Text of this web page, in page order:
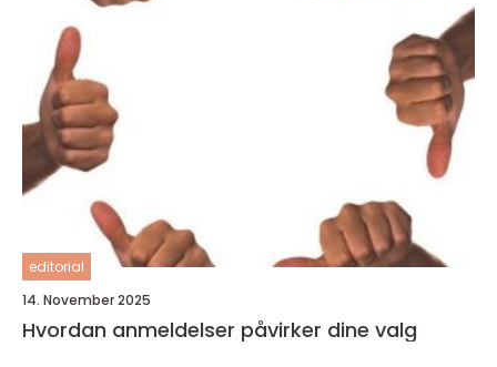
editorial
14. November 2025
Hvordan anmeldelser påvirker dine valg